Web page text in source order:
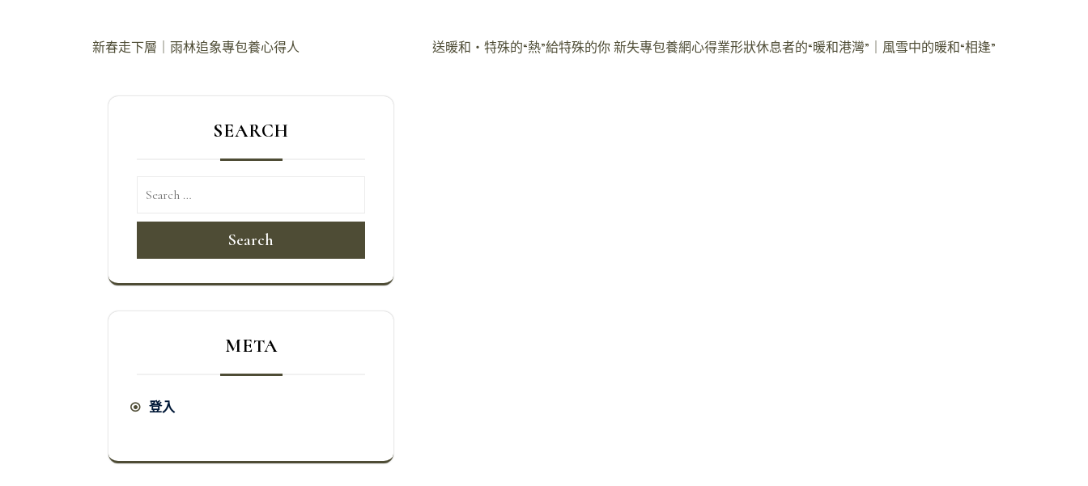
文
送暖和・特殊的“熱”給特殊的你 新失專包養網心得業形狀休息者的“暖和港灣”｜風雪中的暖和“相逢”
新春走下層｜雨林追象專包養心得人
SEARCH
Search
META
登入